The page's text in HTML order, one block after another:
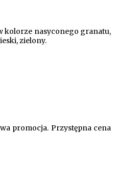
kolorze nasyconego granatu,
zielony.
promocja. Przystępna cena